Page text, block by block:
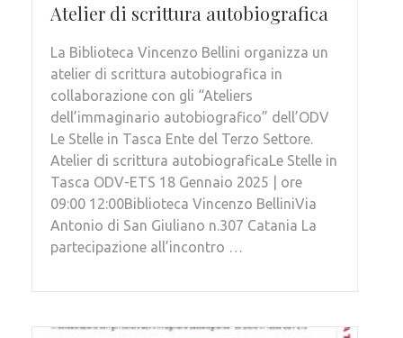
Atelier di scrittura autobiografica
La Biblioteca Vincenzo Bellini organizza un
atelier di scrittura autobiografica in
collaborazione con gli “Ateliers
dell’immaginario autobiografico” dell’ODV
Le Stelle in Tasca Ente del Terzo Settore.
Atelier di scrittura autobiograficaLe Stelle in
Tasca ODV-ETS 18 Gennaio 2025 | ore
09:00 12:00Biblioteca Vincenzo BelliniVia
Antonio di San Giuliano n.307 Catania La
partecipazione all’incontro …